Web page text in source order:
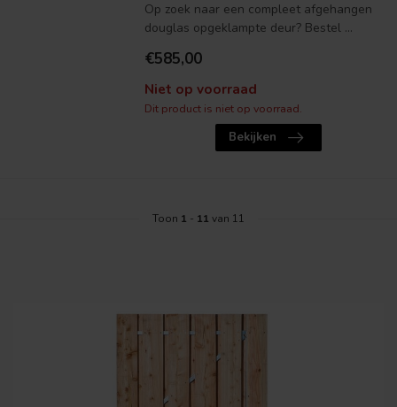
Op zoek naar een compleet afgehangen
douglas opgeklampte deur? Bestel ...
€585,00
Niet op voorraad
Dit product is niet op voorraad.
Bekijken
Toon 1 - 11 van 11